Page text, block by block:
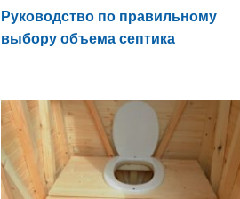
Руководство по правильному
выбору объема септика